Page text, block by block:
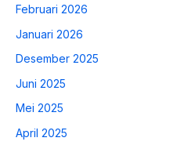
Februari 2026
Januari 2026
Desember 2025
Juni 2025
Mei 2025
April 2025